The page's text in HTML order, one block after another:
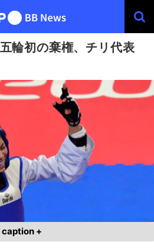
輪初の棄権、チリ代表
caption +